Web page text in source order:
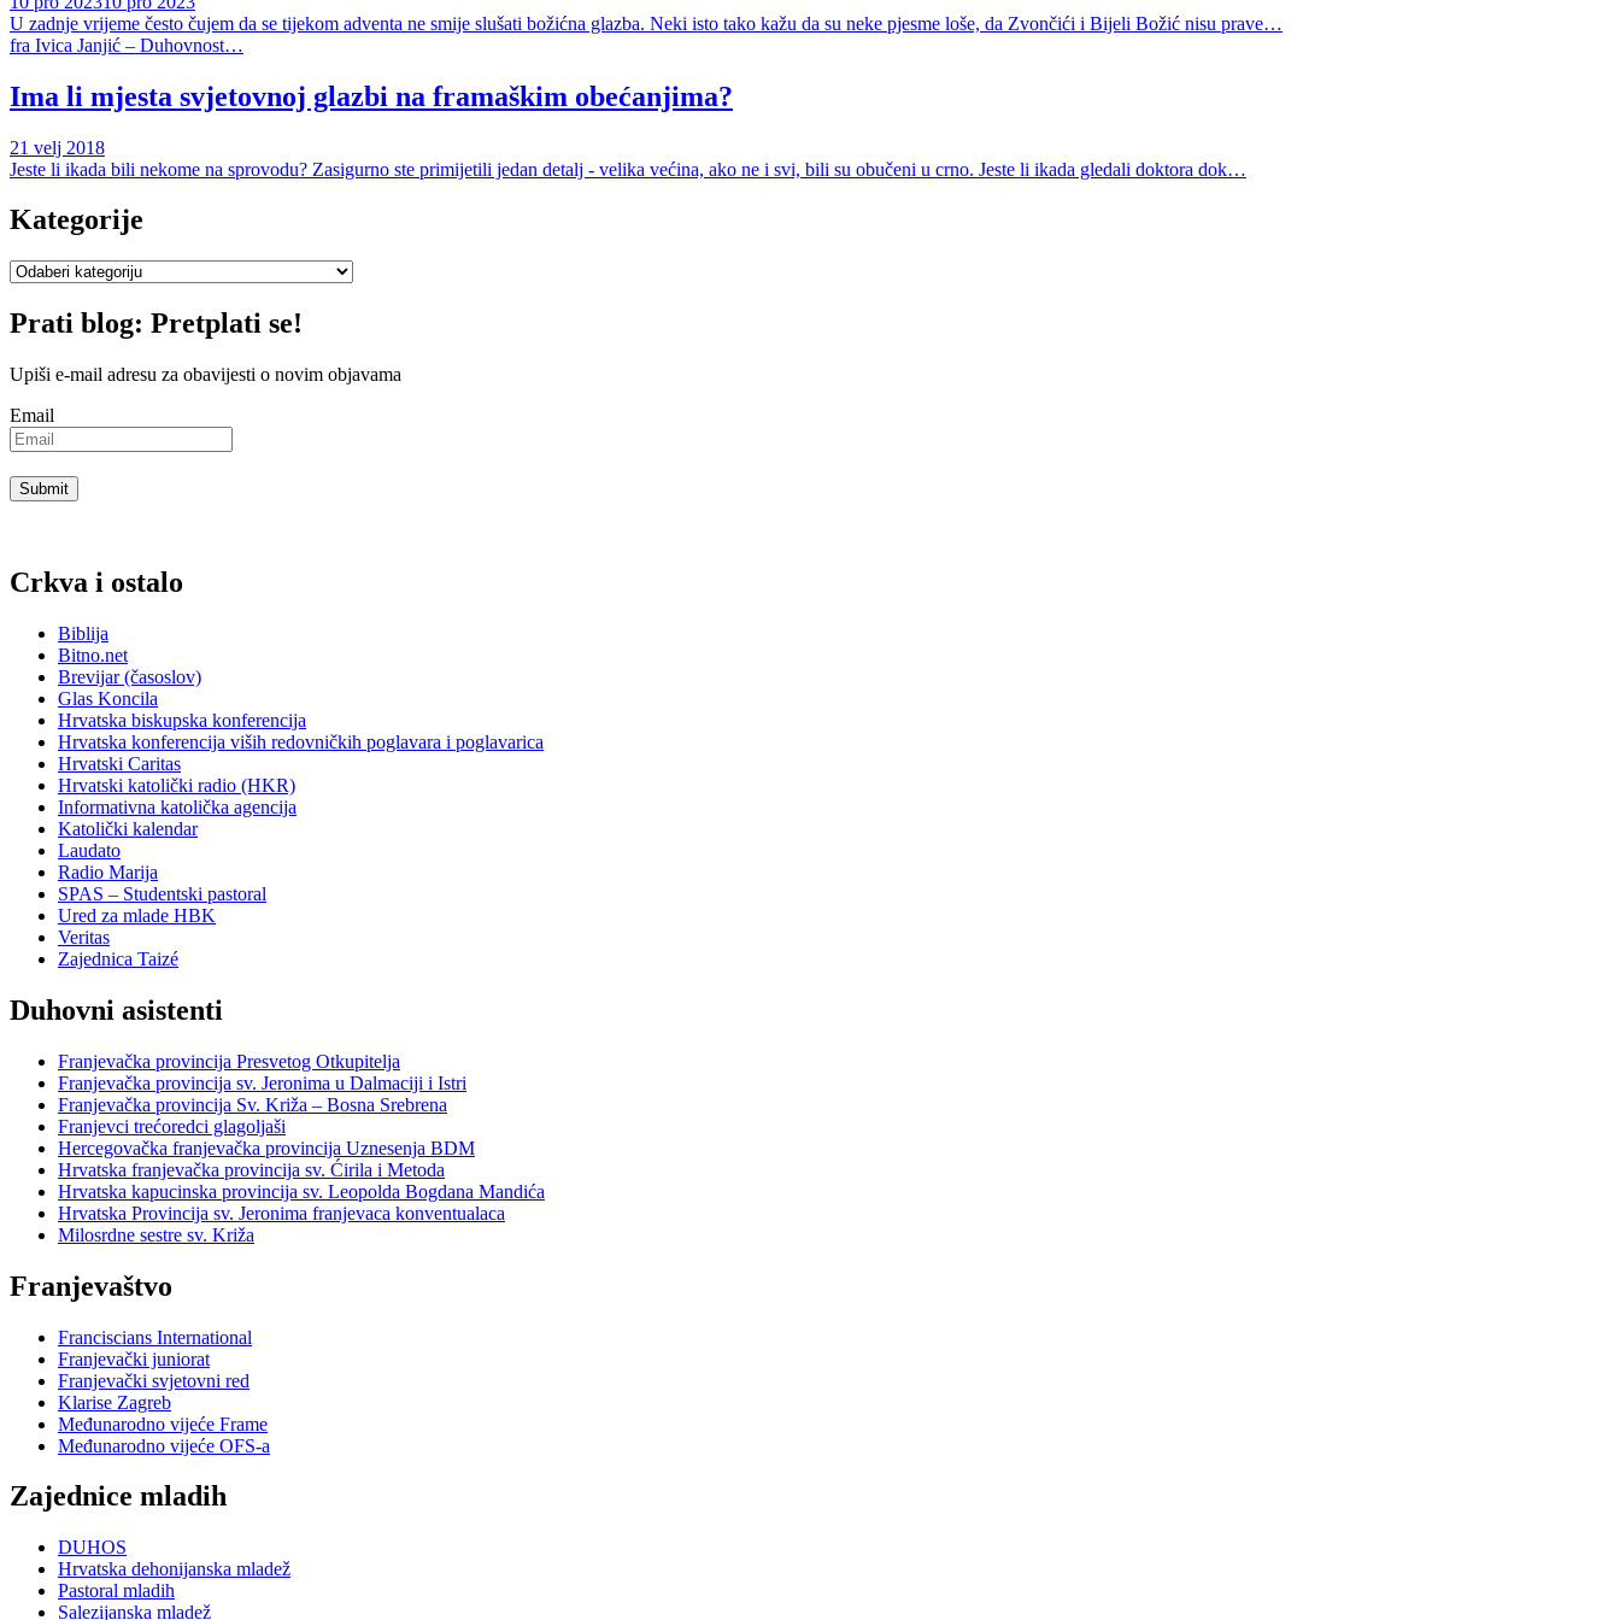
U zadnje vrijeme često čujem da se tijekom adventa ne smije slušati božićna glazba. Neki isto tako kažu da su neke pjesme loše, da Zvončići i Bijeli Božić nisu prave…
fra Ivica Janjić – Duhovnost…
Ima li mjesta svjetovnoj glazbi na framaškim obećanjima?
21 velj 2018
Jeste li ikada bili nekome na sprovodu? Zasigurno ste primijetili jedan detalj - velika većina, ako ne i svi, bili su obučeni u crno. Jeste li ikada gledali doktora dok…
Kategorije
Kategorije
Prati blog: Pretplati se!
Upiši e-mail adresu za obavijesti o novim objavama
Email
Crkva i ostalo
Biblija
Bitno.net
Brevijar (časoslov)
Glas Koncila
Hrvatska biskupska konferencija
Hrvatska konferencija viših redovničkih poglavara i poglavarica
Hrvatski Caritas
Hrvatski katolički radio (HKR)
Informativna katolička agencija
Katolički kalendar
Laudato
Radio Marija
SPAS – Studentski pastoral
Ured za mlade HBK
Veritas
Zajednica Taizé
Duhovni asistenti
Franjevačka provincija Presvetog Otkupitelja
Franjevačka provincija sv. Jeronima u Dalmaciji i Istri
Franjevačka provincija Sv. Križa – Bosna Srebrena
Franjevci trećoredci glagoljaši
Hercegovačka franjevačka provincija Uznesenja BDM
Hrvatska franjevačka provincija sv. Ćirila i Metoda
Hrvatska kapucinska provincija sv. Leopolda Bogdana Mandića
Hrvatska Provincija sv. Jeronima franjevaca konventualaca
Milosrdne sestre sv. Križa
Franjevaštvo
Franciscians International
Franjevački juniorat
Franjevački svjetovni red
Klarise Zagreb
Međunarodno vijeće Frame
Međunarodno vijeće OFS-a
Zajednice mladih
DUHOS
Hrvatska dehonijanska mladež
Pastoral mladih
Salezijanska mladež